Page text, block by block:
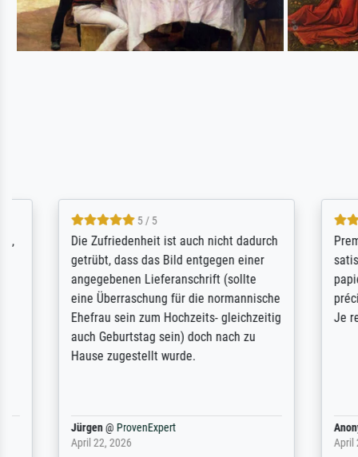
5 / 5
Sehr gute Qualität des Leinwanddrucks
und des Rahmens! Unser Bild wurde
sehr sorgfältig und sicher verpackt, so
dass es unbeschadet bei uns ankam. Es
wird nicht unser letzter Meisterdruck
sein. Vielen Dank!
Reinhold,@ProvenExpert
April 22, 2026
Für ein
Feldpost
Ihnen
weiter.
@
February